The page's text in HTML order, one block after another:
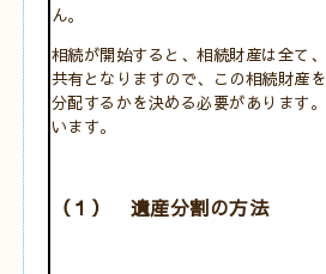
ん。
相続が開始すると、相続財産は全て
共有となりますので、この相続財産
分配するかを決める必要があります
います。
（１） 遺産分割の方法